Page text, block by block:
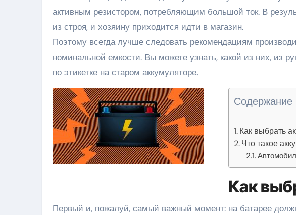
активным резистором, потребляющим большой ток. В
из строя, и хозяину приходится идти в магазин.
Поэтому всегда лучше следовать рекомендациям
номинальной емкости. Вы можете узнать, какой из них, из
по этикетке на старом аккумуляторе.
Содержание
Как выбрать
Что такое
Как
Первый и, пожалуй, самый важный момент: на батарее